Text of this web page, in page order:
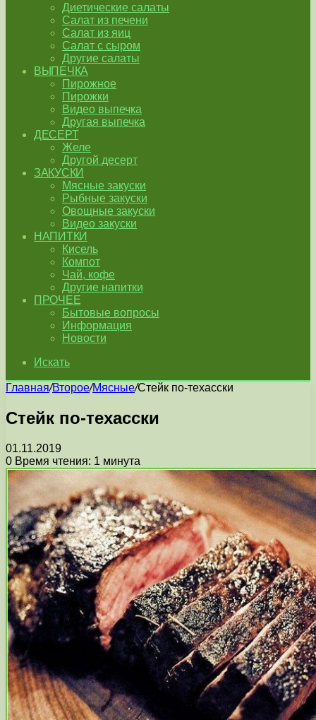
Диетические салаты
Салат из печени
Салат из яиц
Салат с сыром
Другие салаты
ВЫПЕЧКА
Пирожное
Пирожки
Видео выпечка
Другая выпечка
ДЕСЕРТ
Желе
Другой десерт
ЗАКУСКИ
Мясные закуски
Рыбные закуски
Овощные закуски
Видео закуски
НАПИТКИ
Кисель
Компот
Чай, кофе
Другие напитки
ПРОЧЕЕ
Бытовые вопросы
Информация
Новости
Искать
Главная/Второе/Мясные/Стейк по-техасски
Стейк по-техасски
01.11.2019
0 Время чтения: 1 минута